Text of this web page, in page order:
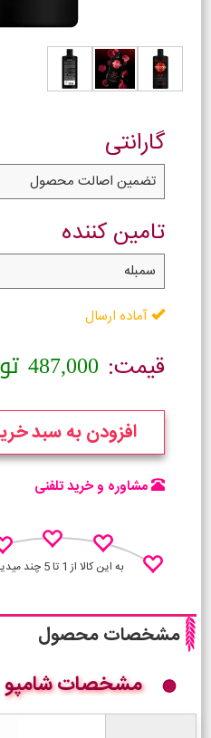
گارانتی
تامین کننده
آماده ارسال
قیمت: 487,000
افزودن به سبد
مشاوره و خرید تلفنی
به این کالا از 1 تا 5 چند میدید؟
نظـر منو اعلام
مشخصات محصول
مشخصات شامپو